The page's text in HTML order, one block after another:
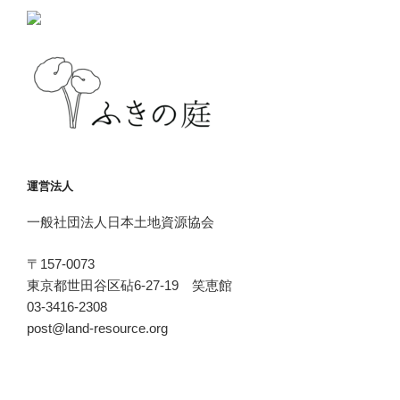
運営法人
一般社団法人日本土地資源協会
〒157-0073
東京都世田谷区砧6-27-19 笑恵館
03-3416-2308
post@land-resource.org